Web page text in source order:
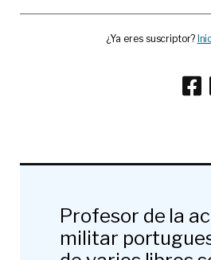
¿Ya eres suscriptor?
Profesor de la
militar